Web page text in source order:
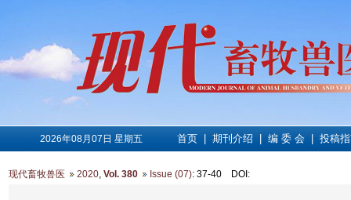
2026年08月07日 星期五 首页 期刊介绍 编 委 会 投稿
现代畜牧兽医 2020, Vol. 380 Issue (07): 37-40 DOI :